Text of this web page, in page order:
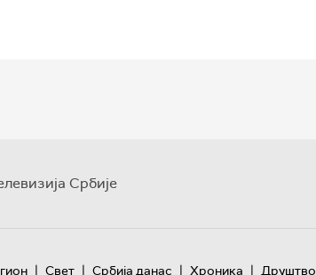
Србије
| Свет | Србија данас | Хроника | Друштво